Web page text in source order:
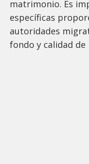
matrimonio. Es
específicas
autoridades
fondo y calidad